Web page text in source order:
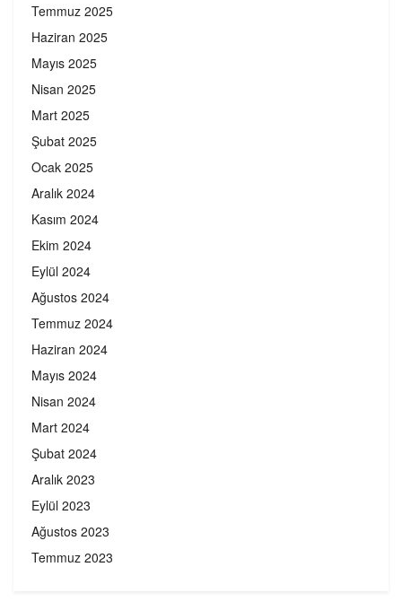
Temmuz 2025
Haziran 2025
Mayıs 2025
Nisan 2025
Mart 2025
Şubat 2025
Ocak 2025
Aralık 2024
Kasım 2024
Ekim 2024
Eylül 2024
Ağustos 2024
Temmuz 2024
Haziran 2024
Mayıs 2024
Nisan 2024
Mart 2024
Şubat 2024
Aralık 2023
Eylül 2023
Ağustos 2023
Temmuz 2023